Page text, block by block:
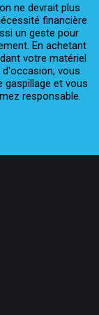
ne devrait plus
financière
un geste pour
En achetant
votre matériel
vous
gaspillage et vous
responsable.